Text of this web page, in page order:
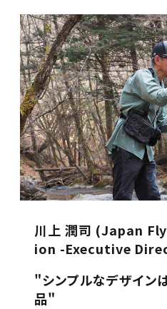
川上 潤司 (Japan
ion -Executive
"シンプルなデザイン
品"